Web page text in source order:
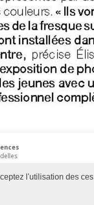
l'utilisation des ces